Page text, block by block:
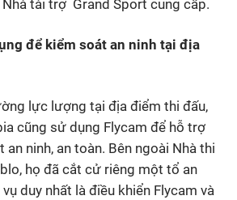
tài trợ Grand Sport cung cấp.
để kiểm soát an ninh tại địa
lực lượng tại địa điểm thi đấu,
cũng sử dụng Flycam để hỗ trợ
ninh, an toàn. Bên ngoài Nhà thi
họ đã cắt cử riêng một tổ an
duy nhất là điều khiển Flycam và